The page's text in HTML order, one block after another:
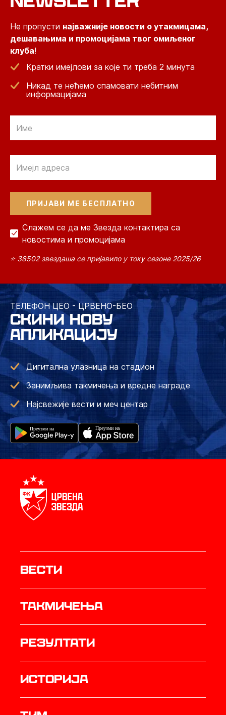
Не пропусти најважније новости о утакмицама,
дешавањима и промоцијама твог омиљеног
клуба!
Кратки имејлови за које ти треба 2 минута
Никад те нећемо спамовати небитним
информацијама
Слажем се да ме Звезда контактира са
новостима и промоцијама
⭐ 38502 звездаша се пријавило у току сезоне 2025/26
ТЕЛЕФОН ЦЕО - ЦРВЕНО-БЕО
СКИНИ НОВУ
АПЛИКАЦИЈУ
Дигитална улазница на стадион
Занимљива такмичења и вредне награде
Најсвежије вести и меч центар
Вести
Такмичења
резултати
историја